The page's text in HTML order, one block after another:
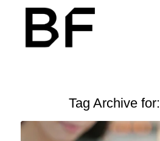
Tag Archive for: